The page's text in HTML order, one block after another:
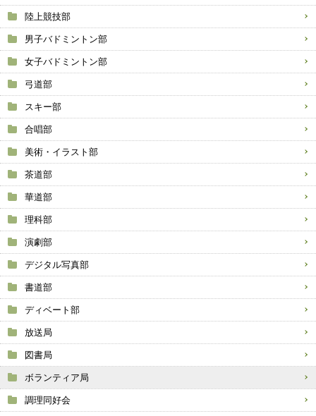
陸上競技部
男子バドミントン部
女子バドミントン部
弓道部
スキー部
合唱部
美術・イラスト部
茶道部
華道部
理科部
演劇部
デジタル写真部
書道部
ディベート部
放送局
図書局
ボランティア局
調理同好会